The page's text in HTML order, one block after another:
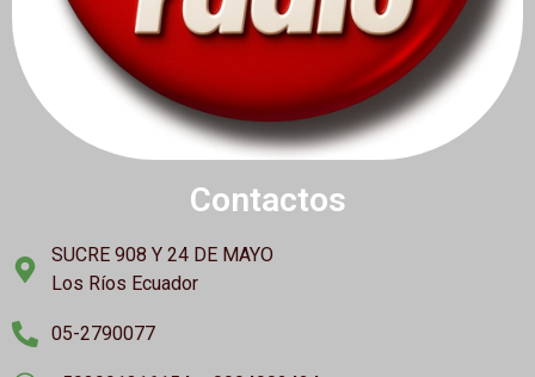
Contactos
SUCRE 908 Y 24 DE MAYO
Los Ríos Ecuador
05-2790077